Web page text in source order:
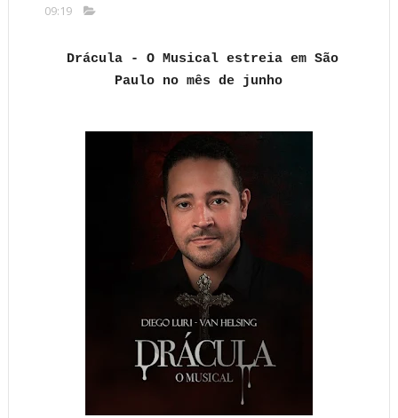
09:19
Drácula - O Musical estreia em São
Paulo no mês de junho